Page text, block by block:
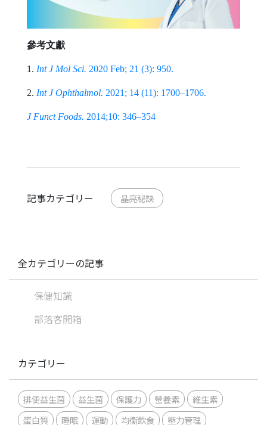
參考文獻
1. Int J Mol Sci. 2020 Feb; 21 (3): 950.
2. Int J Ophthalmol. 2021; 14 (11): 1700–1706.
J Funct Foods. 2014;10: 346–354
記事カテゴリー 晶亮秘訣
全カテゴリーの記事
保健知識
部落客開箱
カテゴリー
排便益生菌 益生菌 保護力 營養素
維生素
蛋白質
睡眠 運動 均衡飲食
壓力管理